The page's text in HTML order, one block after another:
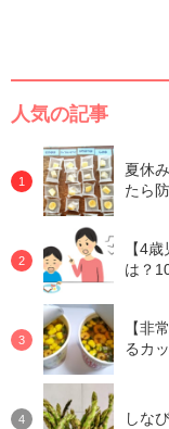
人気の記事
夏休
たら
【4
は？
【非
るカ
しな